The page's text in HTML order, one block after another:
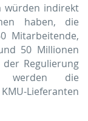
würden indirekt
haben, die
Mitarbeitende,
50 Millionen
Regulierung
werden die
Lieferanten